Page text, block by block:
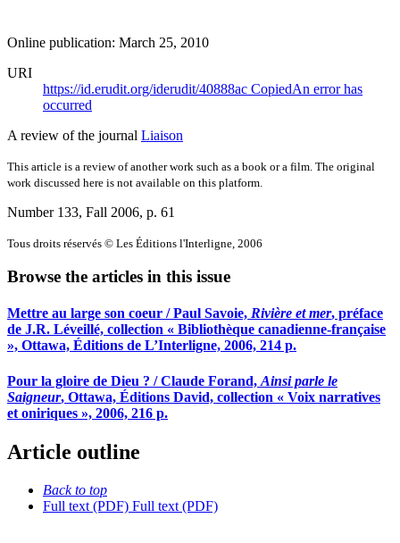
Online publication: March 25, 2010
URI
https://id.erudit.org/iderudit/40888ac CopiedAn error has
occurred
A review of the journal Liaison
This article is a review of another work such as a book or a film. The original
work discussed here is not available on this platform.
Number 133, Fall 2006, p. 61
Tous droits réservés © Les Éditions l'Interligne, 2006
Browse the articles in this issue
Mettre au large son coeur / Paul Savoie, Rivière et mer, préface
de J.R. Léveillé, collection « Bibliothèque canadienne-française
», Ottawa, Éditions de L’Interligne, 2006, 214 p.
Pour la gloire de Dieu ? / Claude Forand, Ainsi parle le
Saigneur, Ottawa, Éditions David, collection « Voix narratives
et oniriques », 2006, 216 p.
Article outline
Back to top
Full text (PDF) Full text (PDF)